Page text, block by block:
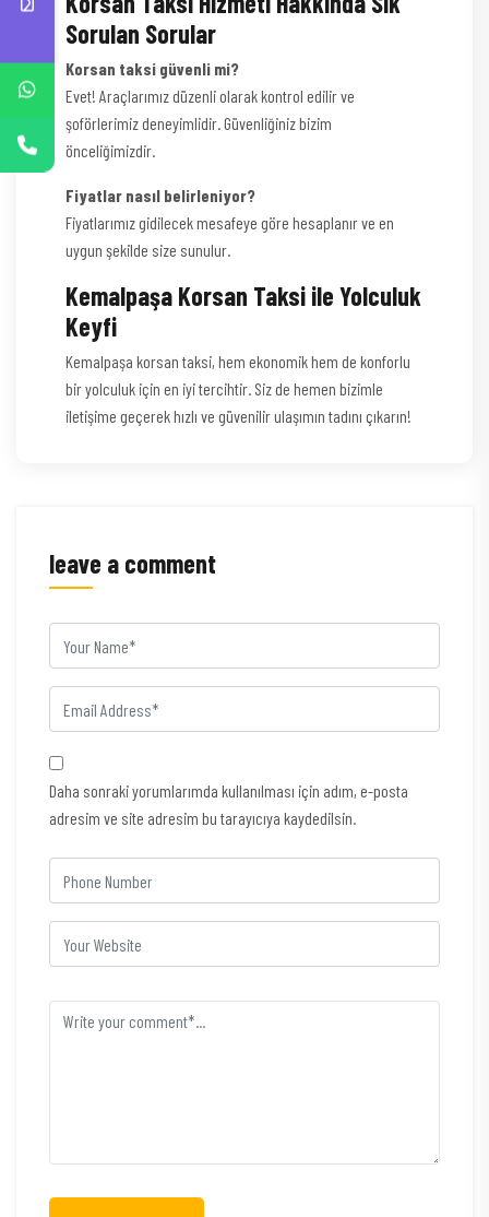
Sorulan Sorular
Korsan taksi güvenli mi?
Evet! Araçlarımız düzenli olarak kontrol edilir ve
şoförlerimiz deneyimlidir. Güvenliğiniz bizim
önceliğimizdir.
Fiyatlar nasıl belirleniyor?
Fiyatlarımız gidilecek mesafeye göre hesaplanır ve en
uygun şekilde size sunulur.
Kemalpaşa Korsan Taksi ile Yolculuk
Keyfi
Kemalpaşa korsan taksi, hem ekonomik hem de konforlu
bir yolculuk için en iyi tercihtir. Siz de hemen bizimle
iletişime geçerek hızlı ve güvenilir ulaşımın tadını çıkarın!
leave a comment
Daha sonraki yorumlarımda kullanılması için adım, e-posta
adresim ve site adresim bu tarayıcıya kaydedilsin.